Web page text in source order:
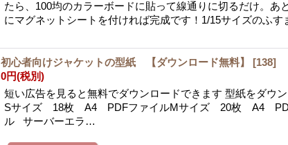
たら、100均のカラーボードに貼って線通りに切るだけ。あ
にマグネットシートを付ければ完成です！1/15サイズのふ
初心者向けジャケットの型紙 【ダウンロード無料】 [138]
0円(税別)
短い広告を見ると無料でダウンロードできます 型紙をダウ
Sサイズ 18枚 A4 PDFファイルMサイズ 20枚 A4
ル サーバーエラ…